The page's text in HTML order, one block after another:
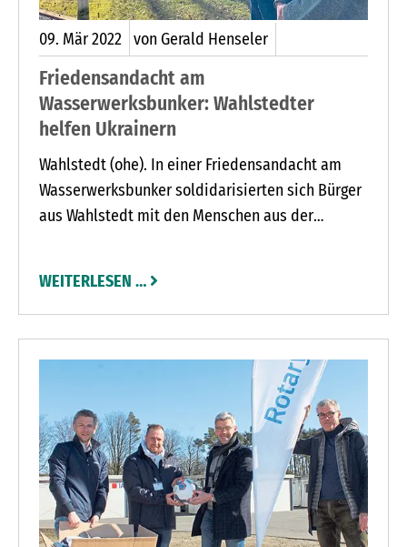
09. Mär2022 von Gerald Henseler
Friedensandacht am
Wasserwerksbunker: Wahlstedter
helfen Ukrainern
Wahlstedt (ohe). In einer Friedensandacht am
Wasserwerksbunker soldidarisierten sich Bürger
aus Wahlstedt mit den Menschen aus der
mit der Evangelisch-Lutherischen
Kirchengemeinde Wahlstedt zu der Andacht
aufgerufen.
WEITERLESEN …